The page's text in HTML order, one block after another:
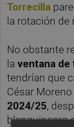
Torrecilla
la rotación
No obstante
laventana de
tendrían que
César
2024/25,
blanquinegro